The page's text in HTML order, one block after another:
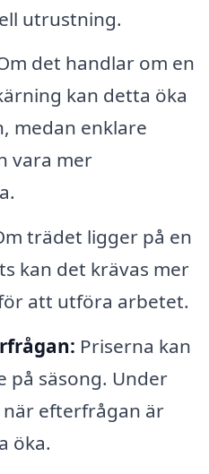
utrustning.
det handlar om en
kan detta öka
medan enklare
vara mer
trädet ligger på en
kan det krävas mer
att utföra arbetet.
Priserna kan
på säsong. Under
när efterfrågan är
öka.